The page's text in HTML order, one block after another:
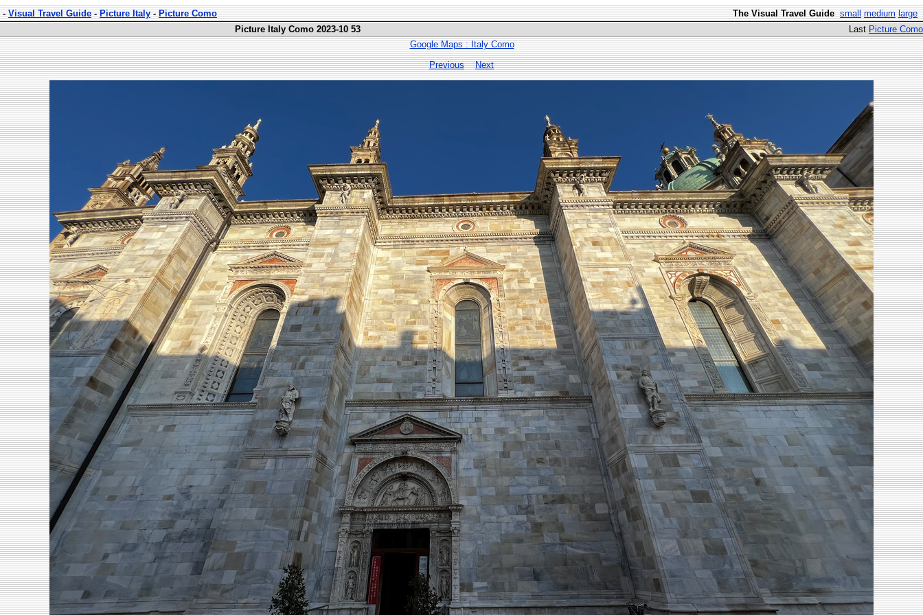
-Visual Travel Guide-Picture Italy-Picture Como The Visual Travel Guide small medium large
Picture Italy Como 2023-10 53
Last Picture Como
Google Maps : Italy Como
Previous
Next